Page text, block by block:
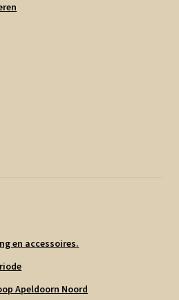
en accessoires.
Apeldoorn Noord